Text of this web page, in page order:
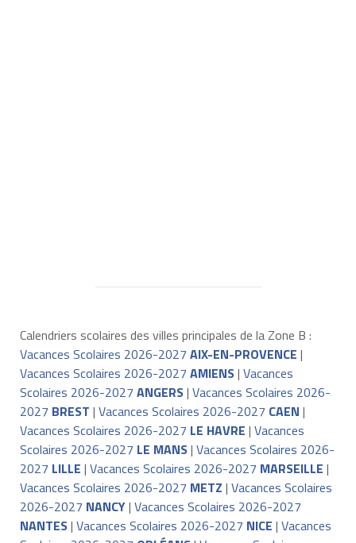
Calendriers scolaires des villes principales de la Zone B :
Vacances Scolaires 2026-2027 AIX-EN-PROVENCE |
Vacances Scolaires 2026-2027 AMIENS| Vacances
Scolaires 2026-2027 ANGERS| Vacances Scolaires 2026-
2027 BREST | Vacances Scolaires 2026-2027 CAEN |
Vacances Scolaires 2026-2027 LE HAVRE | Vacances
Scolaires 2026-2027 LE MANS| Vacances Scolaires 2026-
2027 LILLE | Vacances Scolaires 2026-2027 MARSEILLE |
Vacances Scolaires 2026-2027 METZ | Vacances Scolaires
2026-2027 NANCY| Vacances Scolaires 2026-2027
NANTES| Vacances Scolaires 2026-2027 NICE | Vacances